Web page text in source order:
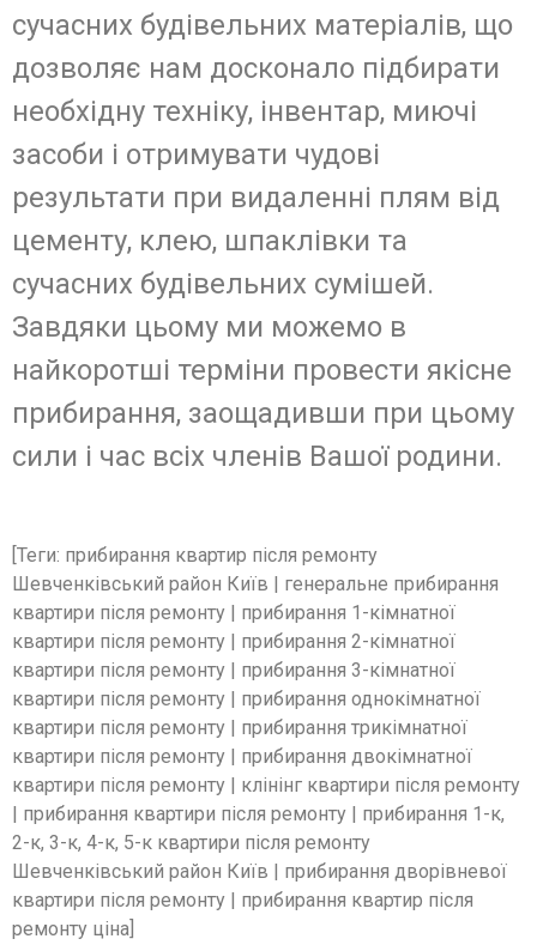
сучасних будівельних матеріалів, що
дозволяє нам досконало підбирати
необхідну техніку, інвентар, миючі
засоби і отримувати чудові
результати при видаленні плям від
цементу, клею, шпаклівки та
сучасних будівельних сумішей.
Завдяки цьому ми можемо в
найкоротші терміни провести якісне
прибирання, заощадивши при цьому
сили і час всіх членів Вашої родини.
[Теги: прибирання квартир після ремонту
Шевченкiвський район Київ | генеральне прибирання
квартири після ремонту | прибирання 1-кімнатної
квартири після ремонту | прибирання 2-кімнатної
квартири після ремонту | прибирання 3-кімнатної
квартири після ремонту | прибирання однокімнатної
квартири після ремонту | прибирання трикімнатної
квартири після ремонту | прибирання двокімнатної
квартири після ремонту | клінінг квартири після ремонту
| прибирання квартири після ремонту | прибирання 1-к,
2-к, 3-к, 4-к, 5-к квартири після ремонту
Шевченкiвський район Київ | прибирання дворівневої
квартири після ремонту | прибирання квартир після
ремонту ціна]